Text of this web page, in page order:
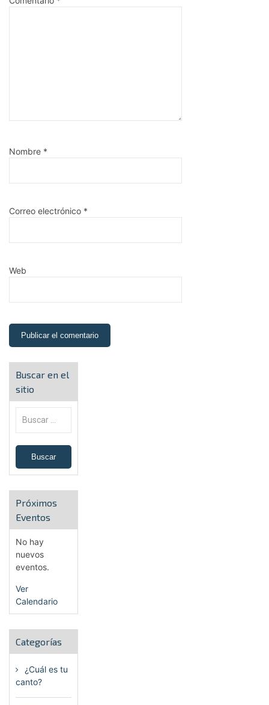
Nombre *
Correo electrónico *
Web
Buscar en el
sitio
Próximos
Eventos
No hay
nuevos
eventos.
Ver
Calendario
Categorías
¿Cuál es tu
canto?